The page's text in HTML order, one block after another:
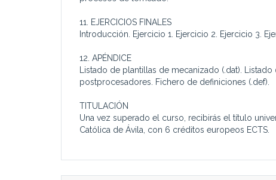
11. EJERCICIOS FINALES
Introducción. Ejercicio 1. Ejercicio 2. Ejercicio 3.
12. APÉNDICE
Listado de plantillas de mecanizado (.dat).
postprocesadores. Fichero de definiciones (.def).
TITULACIÓN
Una vez superado el curso, recibirás el título
Católica de Ávila, con 6 créditos europeos ECTS.